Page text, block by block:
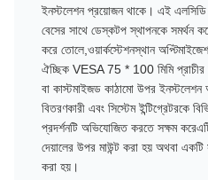
ইনস্টলেশন প্রয়োজন থাকে। এই এলসিডি
বেসের সাথে ডেস্কটপ স্থাপনকে সমর্থন
করে তোলে,ওয়ার্কস্টেশনস্থান
ঐচ্ছিক VESA 75 * 100 মিমি প্রাচীর
বা কাস্টমাইজড কাঠামো উপর
বিতরণকারী এবং সিস্টেম ইন্টিগ্রেটরকে
প্রদর্শনটি অভিযোজিত করতে সক্ষম
দেয়ালের উপর মাউন্ট করা হয় অথবা একটি
করা হয়।